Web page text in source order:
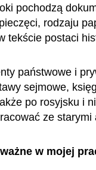
pochodzą
rodzaju
tekście postaci
państwowe i
sejmowe,
po rosyjsku i
ze starymi
w mojej